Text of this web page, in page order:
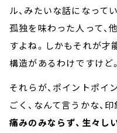
ル、みたいな話になって
孤独を味わった人って、
すよね。しかもそれが才
構造があるわけですけど。
それらが、ポイントポ
ごく、なんて言うかな、
痛みのみならず、生々し